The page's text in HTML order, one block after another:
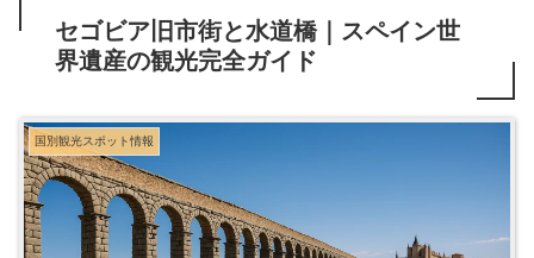
セゴビア旧市街と水道橋｜スペイン世
界遺産の観光完全ガイド
国別観光スポット情報